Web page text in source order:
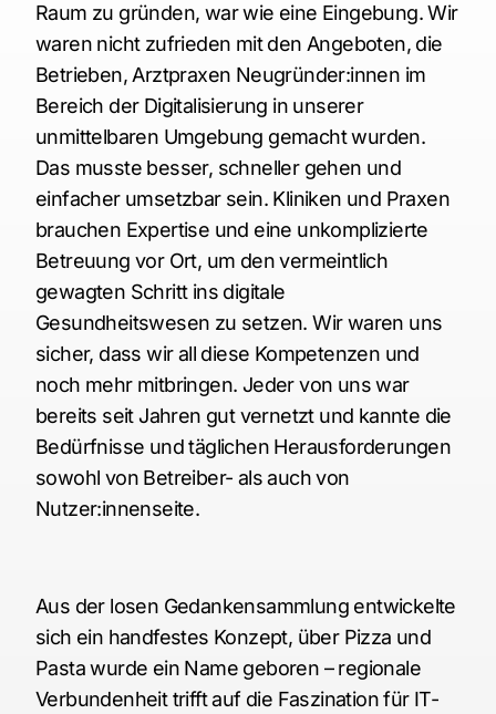
Raum zu gründen, war wie eine Eingebung. Wir
waren nicht zufrieden mit den Angeboten, die
Betrieben, Arztpraxen Neugründer:innen im
Bereich der Digitalisierung in unserer
unmittelbaren Umgebung gemacht wurden.
Das musste besser, schneller gehen und
einfacher umsetzbar sein. Kliniken und Praxen
brauchen Expertise und eine unkomplizierte
Betreuung vor Ort, um den vermeintlich
gewagten Schritt ins digitale
Gesundheitswesen zu setzen. Wir waren uns
sicher, dass wir all diese Kompetenzen und
noch mehr mitbringen. Jeder von uns war
bereits seit Jahren gut vernetzt und kannte die
Bedürfnisse und täglichen Herausforderungen
sowohl von Betreiber- als auch von
Nutzer:innenseite.
Aus der losen Gedankensammlung entwickelte
sich ein handfestes Konzept, über Pizza und
Pasta wurde ein Name geboren – regionale
Verbundenheit trifft auf die Faszination für IT-